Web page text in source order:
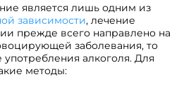
является лишь одним из
зависимости, лечение
прежде всего направлено на
заболевания, то
алкоголя. Для
методы: